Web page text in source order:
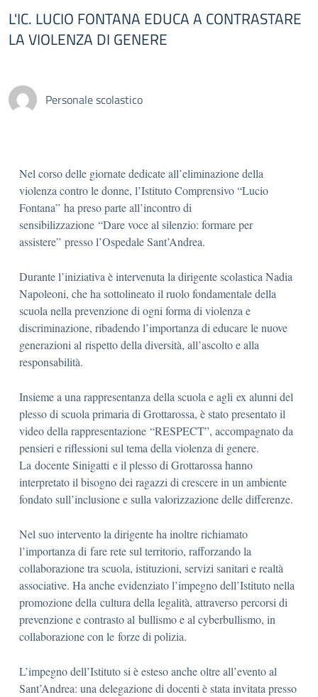
L'IC. LUCIO FONTANA EDUCA A CONTRASTARE
LA VIOLENZA DI GENERE
Personale scolastico
Nel corso delle giornate dedicate all’eliminazione della
violenza contro le donne, l’Istituto Comprensivo “Lucio
Fontana” ha preso parte all’incontro di
sensibilizzazione “Dare voce al silenzio: formare per
assistere” presso l’Ospedale Sant’Andrea.
Durante l’iniziativa è intervenuta la dirigente scolastica Nadia
Napoleoni, che ha sottolineato il ruolo fondamentale della
scuola nella prevenzione di ogni forma di violenza e
discriminazione, ribadendo l’importanza di educare le nuove
generazioni al rispetto della diversità, all’ascolto e alla
responsabilità.
Insieme a una rappresentanza della scuola e agli ex alunni del
plesso di scuola primaria di Grottarossa, è stato presentato il
video della rappresentazione “RESPECT”, accompagnato da
pensieri e riflessioni sul tema della violenza di genere.
La docente Sinigatti e il plesso di Grottarossa hanno
interpretato il bisogno dei ragazzi di crescere in un ambiente
fondato sull’inclusione e sulla valorizzazione delle differenze.
Nel suo intervento la dirigente ha inoltre richiamato
l’importanza di fare rete sul territorio, rafforzando la
collaborazione tra scuola, istituzioni, servizi sanitari e realtà
associative. Ha anche evidenziato l’impegno dell’Istituto nella
promozione della cultura della legalità, attraverso percorsi di
prevenzione e contrasto al bullismo e al cyberbullismo, in
collaborazione con le forze di polizia.
L’impegno dell’Istituto si è esteso anche oltre all’evento al
Sant’Andrea: una delegazione di docenti è stata invitata presso